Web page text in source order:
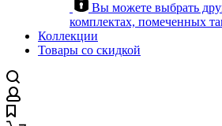
Вы можете выбрать
комплектах, помеченных
Коллекции
Товары со скидкой